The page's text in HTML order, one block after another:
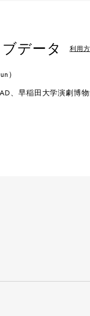
データ 利用
）
、早稲田大学演劇博